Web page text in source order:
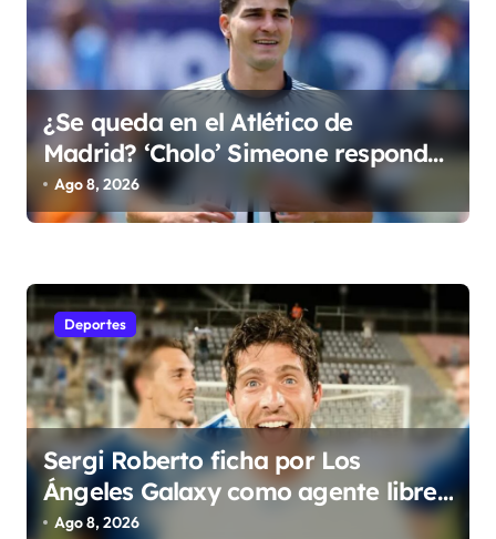
¿Se queda en el Atlético de
Madrid? ‘Cholo’ Simeone responde
contundente sobre el futuro de
Julián Álvarez
Ago 8, 2026
Deportes
Sergi Roberto ficha por Los
Ángeles Galaxy como agente libre
hasta 2028
Ago 8, 2026